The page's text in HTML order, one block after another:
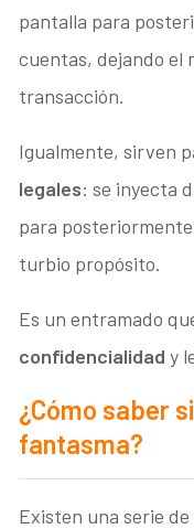
pantalla para
cuentas, dejando el
transacción.
Igualmente, sirven
legales: se inyecta
para
turbio propósito.
Es un entramado
confidencialidady
¿Cómo saber
fantasma?
Existen una serie